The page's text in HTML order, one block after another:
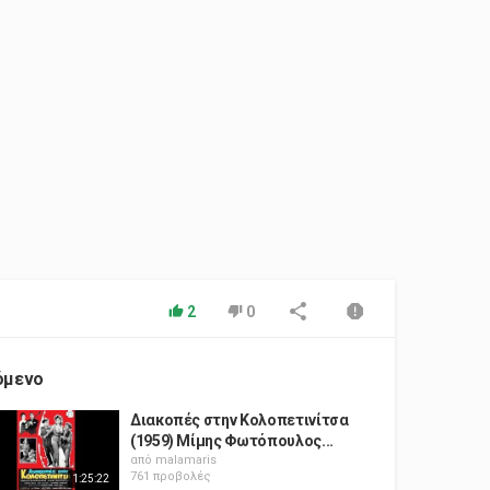
2 0
1:25:22
Διακοπές στην Κολοπετινίτσα
(1959) Μίμης Φωτόπουλος...
από malamaris
761 προβολές